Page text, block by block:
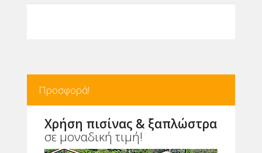
Προσφορά!
Χρήση πισίνας & ξαπλώστρα
σε μοναδική τιμή!